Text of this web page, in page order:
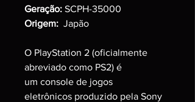
Geração: SCPH-35000
Origem: Japão
O PlayStation 2 (oficialmente
abreviado como PS2) é
um console de jogos
eletrônicos produzido pela Sony